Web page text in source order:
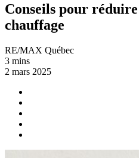
Conseils pour
chauffage
RE/MAX Québec
3 mins
2 mars 2025